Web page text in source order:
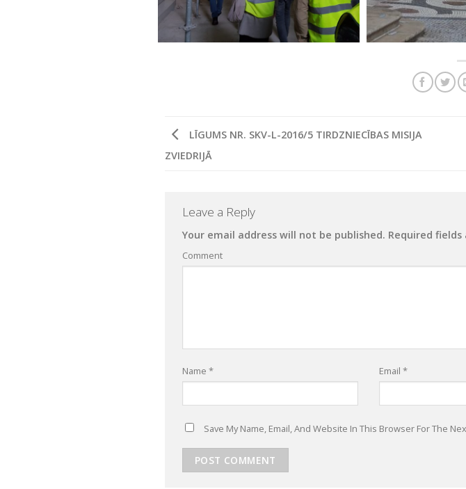
LĪGUMS NR. SKV-L-2016/5 TIRDZNIECĪBAS MISIJA
ZVIEDRIJĀ
Leave a Reply
Your email address will not be published. Required
Comment
Name * Email*
Save My Name, Email, And Website In This Browser For The